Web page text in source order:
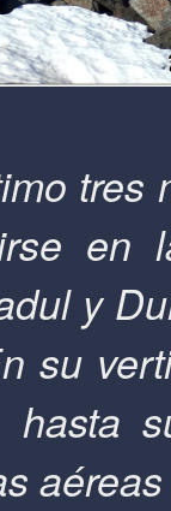
tres
en
y
su
hasta